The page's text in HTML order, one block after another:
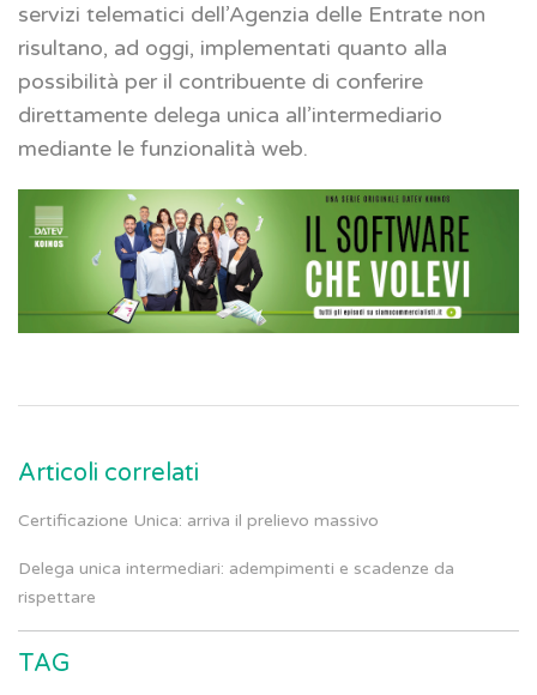
servizi telematici dell’Agenzia delle Entrate non
risultano, ad oggi, implementati quanto alla
possibilità per il contribuente di conferire
direttamente delega unica all’intermediario
mediante le funzionalità web.
Articoli correlati
Certificazione Unica: arriva il prelievo massivo
Delega unica intermediari: adempimenti e scadenze da
rispettare
TAG